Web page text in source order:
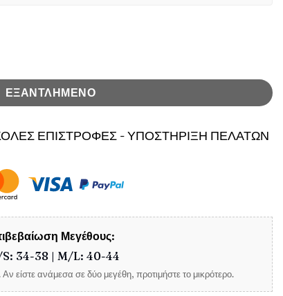
ΕΞΑΝΤΛΗΜΕΝΟ
ΕΠΙΣΤΡΟΦΕΣ - ΥΠΟΣΤΗΡΙΞΗ ΠΕΛΑΤΩΝ
Μεγέθους:
34-38 | M/L: 40-44
είστε ανάμεσα σε δύο μεγέθη, προτιμήστε το μικρότερο.